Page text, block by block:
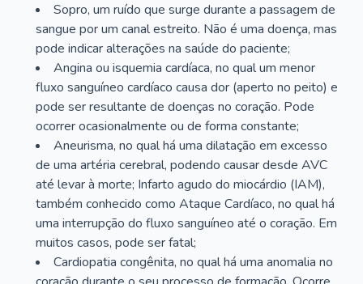
Sopro, um ruído que surge durante a passagem de
sangue por um canal estreito. Não é uma doença, mas
pode indicar alterações na saúde do paciente;
Angina ou isquemia cardíaca, no qual um menor
fluxo sanguíneo cardíaco causa dor (aperto no peito) e
pode ser resultante de doenças no coração. Pode
ocorrer ocasionalmente ou de forma constante;
Aneurisma, no qual há uma dilatação em excesso
de uma artéria cerebral, podendo causar desde AVC
até levar à morte; Infarto agudo do miocárdio (IAM),
também conhecido como Ataque Cardíaco, no qual há
uma interrupção do fluxo sanguíneo até o coração. Em
muitos casos, pode ser fatal;
Cardiopatia congênita, no qual há uma anomalia no